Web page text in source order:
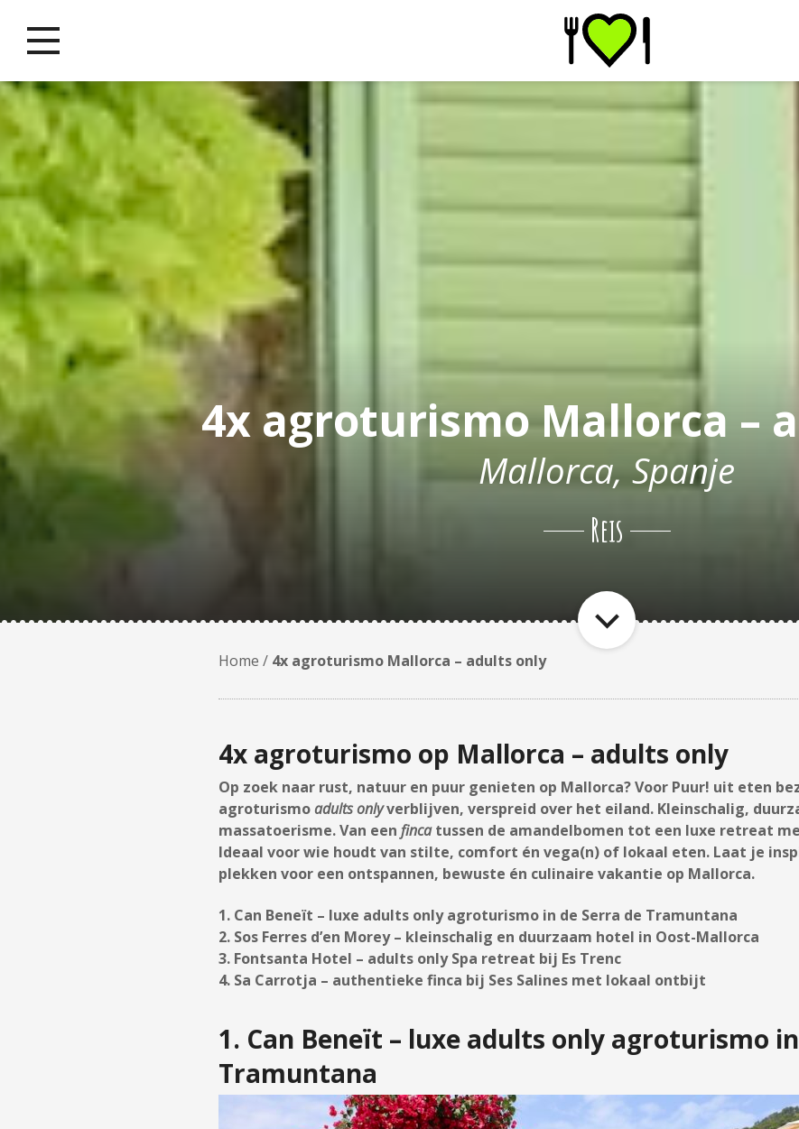
4x agroturismo Mallorca –
Mallorca, Spanje
Reis
Home / 4x agroturismo Mallorca – adults only
4x agroturismo op Mallorca – adults only
Op zoek naar rust, natuur en puur genieten op Mallorca? Voor Puur! uit eten
agroturismoadults onlyverblijven, verspreid over het eiland. Kleinschalig,
massatoerisme. Van een fincatussen de amandelbomen tot een luxe retreat
Ideaal voor wie houdt van stilte, comfort én vega(n) of lokaal eten. Laat je
plekken voor een ontspannen, bewuste én culinaire vakantie op Mallorca.
1. Can Beneït – luxe adults only agroturismo in de Serra de Tramuntana
2. Sos Ferres d’en Morey – kleinschalig en duurzaam hotel in Oost-Mallorca
3. Fontsanta Hotel – adults only Spa retreat bij Es Trenc
4. Sa Carrotja – authentieke finca bij Ses Salines met lokaal ontbijt
1. Can Beneït – luxe adults only agroturismo
Tramuntana